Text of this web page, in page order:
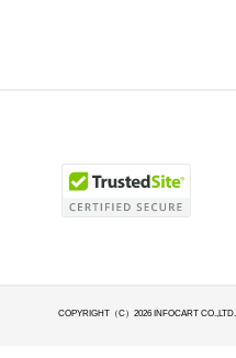
COPYRIGHT（C）2026 INFOCART